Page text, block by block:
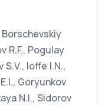
Borschevskiy
R.F., Pogulay
S.V., Ioffe I.N.,
Goryunkov
N.I., Sidorov